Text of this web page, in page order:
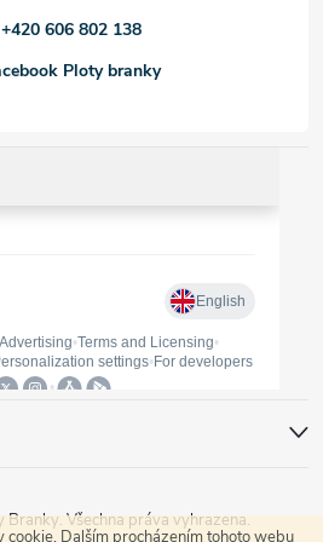
Dalším procházením tohoto webu
+420 606 802 138
Ploty branky
Branky. Všechna práva vyhrazena.